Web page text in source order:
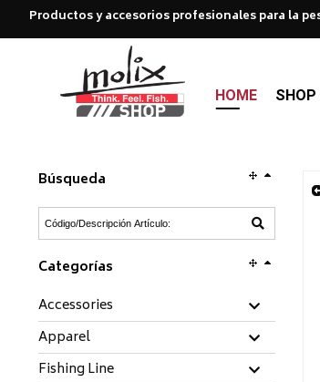
Productos y accesorios profesionales para la
HOME SHOP
Búsqueda
Categorías
Accessories
Apparel
Fishing Line